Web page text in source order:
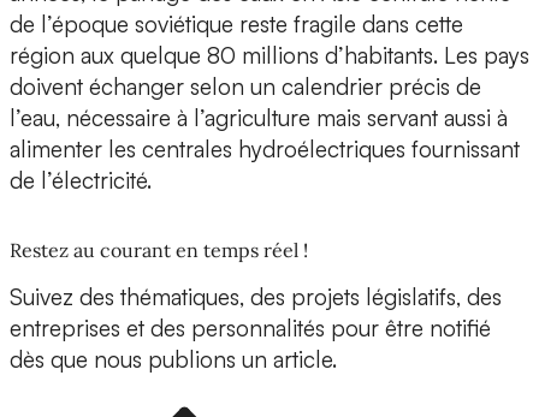
de l’époque soviétique reste fragile dans cette
région aux quelque 80 millions d’habitants. Les pays
doivent échanger selon un calendrier précis de
l’eau, nécessaire à l’agriculture mais servant aussi à
alimenter les centrales hydroélectriques fournissant
de l’électricité.
Restez au courant en temps réel !
Suivez des thématiques, des projets législatifs, des
entreprises et des personnalités pour être notifié
dès que nous publions un article.